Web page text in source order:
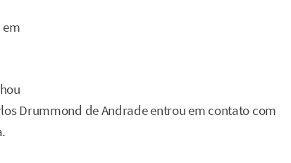
em
Drummond de Andrade entrou em contato com